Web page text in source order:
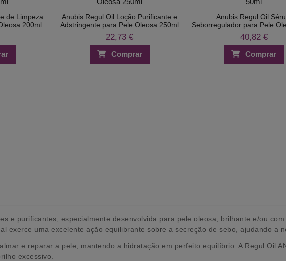
de Limpeza
200ml
Anubis Regul Oil Loção Purificante e
Adstringente para Pele Oleosa 250ml
22,73 €
Comprar
Anubis Regul Oil
Seborregulador para Pele
40,82 €
Comprar
e purificantes, especialmente desenvolvida para pele oleosa, brilhante e/ou
exerce uma excelente ação equilibrante sobre a secreção de sebo, ajudando a
e reparar a pele, mantendo a hidratação em perfeito equilíbrio. A Regul Oil
excessivo.